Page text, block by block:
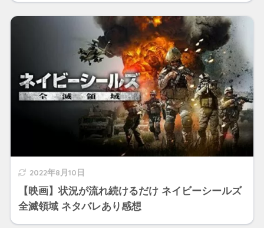
2022年8月10日
【映画】状況が流れ続けるだけ ネイビーシールズ
全滅領域 ネタバレあり感想